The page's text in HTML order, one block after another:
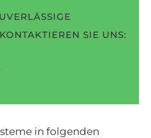
SIE UNS:
in folgenden